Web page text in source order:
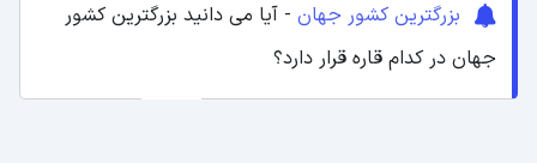
بزرگترین کشور جهان - آیا می دانید بزرگترین کشور
جهان در کدام قاره قرار دارد؟